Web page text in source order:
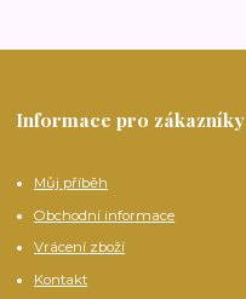
Informace pro zákazníky
Můj příběh
Obchodní informace
Vrácení zboží
Kontakt